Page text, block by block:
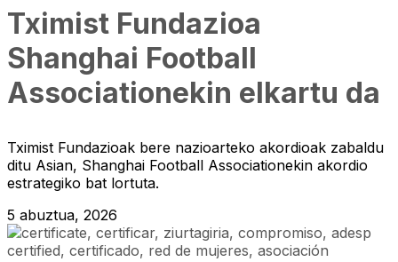
Tximist Fundazioa
Shanghai Football
Associationekin elkartu da
Tximist Fundazioak bere nazioarteko akordioak zabaldu
ditu Asian, Shanghai Football Associationekin akordio
estrategiko bat lortuta.
5 abuztua, 2026